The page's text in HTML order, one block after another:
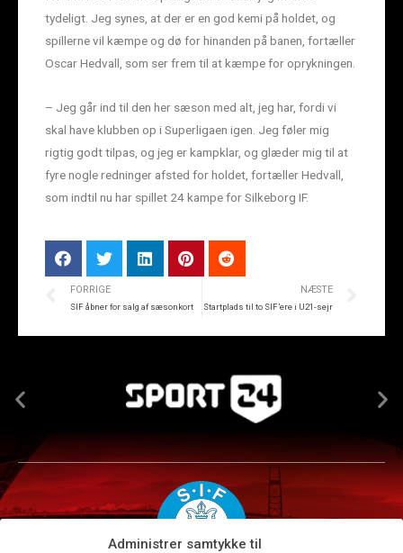
Administrer samtykke til
tydeligt. Jeg synes, at der er en god kemi på holdet, og
spillerne vil kæmpe og dø for hinanden på banen, fortæller
Oscar Hedvall, som ser frem til at kæmpe for oprykningen.
– Jeg går ind til den her sæson med alt, jeg har, fordi vi
skal have klubben op i Superligaen igen. Jeg føler mig
rigtig godt tilpas, og jeg er kampklar, og glæder mig til at
fyre nogle redninger afsted for holdet, fortæller Hedvall,
som indtil nu har spillet 24 kampe for Silkeborg IF.
FORRIGE
SIF åbner for salg af sæsonkort
NÆSTE
Startplads til to SIF’ere i U21-sejr